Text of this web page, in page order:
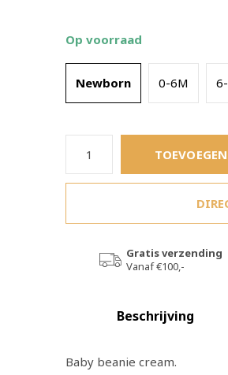
Op voorraad
Newborn 0-6M
Gratis verzending
Vanaf €100,-
Beschrijving
Baby beanie cream.